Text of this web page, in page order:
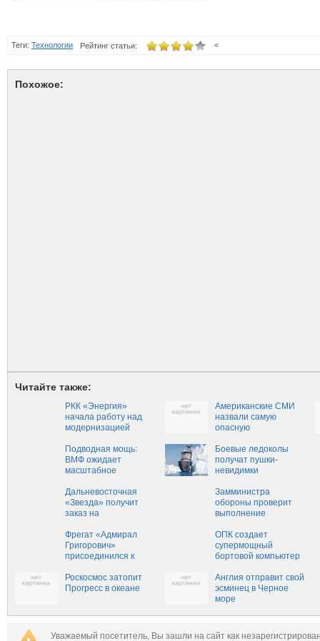
Теги: Технологии <
Рейтинг статьи:
Похожое:
Читайте также:
РКК «Энергия»
начала работу над
модернизацией
Американские СМИ
назвали самую
опасную
подлодку
Подводная мощь:
ВМФ ожидает
масштабное
Боевые ледоколы
получат пушки-
невидимки
Дальневосточная
«Звезда» получит
заказ на
танкеров для
Минобороны
Замминистра
обороны проверит
выполнение
Дальнем Востоке
Фрегат «Адмирал
Григорович»
присоединился к
берегов Сирии
ОПК создает
супермощный
бортовой компьютер
Нахимова»
Роскосмос затопит
Прогресс в океане
Англия отправит свой
эсминец в Черное
море
Уважаемый посетитель, Вы зашли на сайт как